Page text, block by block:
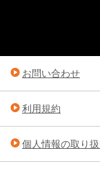
お問い合わせ
利用規約
個人情報の取り